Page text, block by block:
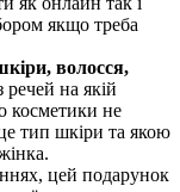
якщо треба
волосся,
на якій
косметики не
тип шкіри та якою
цей подарунок